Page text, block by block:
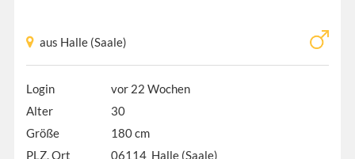
aus Halle (Saale)
Login
vor 22 Wochen
Alter
30
Größe
180 cm
PLZ, Ort
06114 Halle (Saale)